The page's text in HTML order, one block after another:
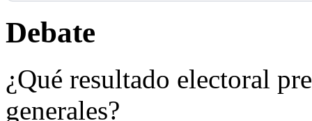
Debate
¿Qué resultado electoral
generales?